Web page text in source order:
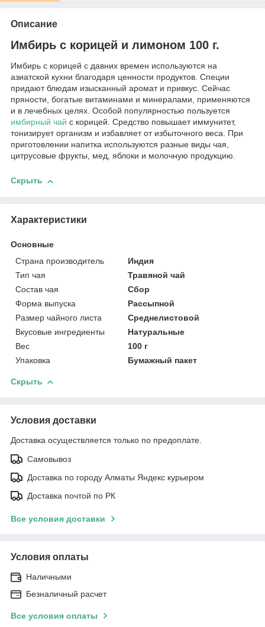
Описание
Имбирь с корицей и лимоном 100 г.
Имбирь с корицей с давних времен используются на
азиатской кухни благодаря ценности продуктов. Специи
придают блюдам изысканный аромат и привкус. Сейчас
пряности, богатые витаминами и минералами, применяются
и в лечебных целях. Особой популярностью пользуется
имбирный чай с корицей. Средство повышает иммунитет,
тонизирует организм и избавляет от избыточного веса. При
приготовлении напитка используются разные виды чая,
цитрусовые фрукты, мед, яблоки и молочную продукцию.
Скрыть
Характеристики
Основные
Страна производитель
Индия
Тип чая
Травяной чай
Состав чая
Сбор
Форма выпуска
Рассыпной
Размер чайного листа
Среднелистовой
Вкусовые ингредиенты
Натуральные
Вес
100 г
Упаковка
Бумажный пакет
Скрыть
Условия доставки
Доставка осуществляется только по предоплате.
Самовывоз
Доставка по городу Алматы Яндекс курьером
Доставка почтой по РК
Все условия доставки
Условия оплаты
Наличными
Безналичный расчет
Все условия оплаты